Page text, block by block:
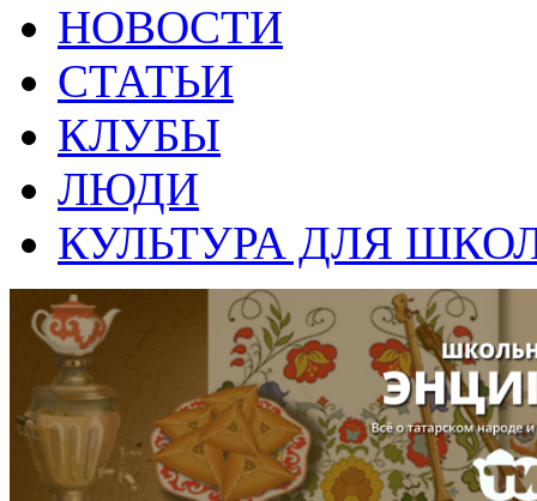
НОВОСТИ
СТАТЬИ
КЛУБЫ
ЛЮДИ
КУЛЬТУРА ДЛЯ